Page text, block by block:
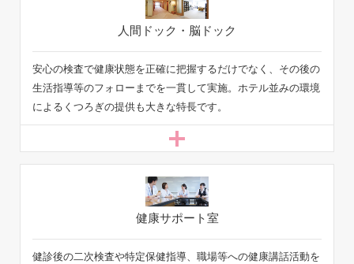
安心の検査で健康状態を正確に把握するだけでなく、その後の
生活指導等のフォローまでを一貫して実施。ホテル並みの環境
によるくつろぎの提供も大きな特長です。
健診後の二次検査や特定保健指導、職場等への健康講話活動を